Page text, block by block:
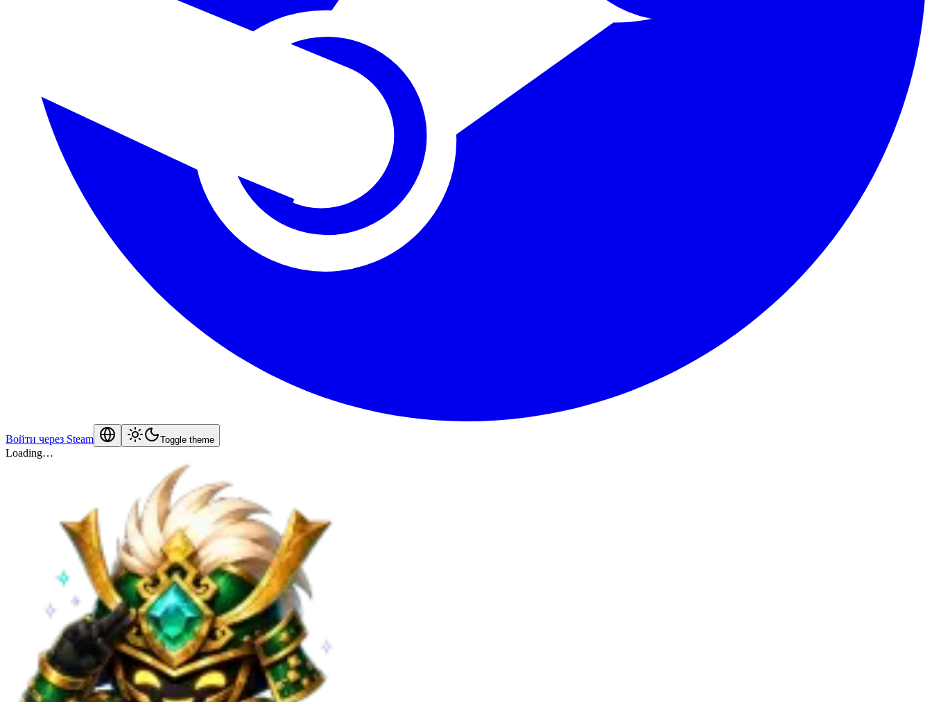
Войти через Steam Toggle theme
Loading…